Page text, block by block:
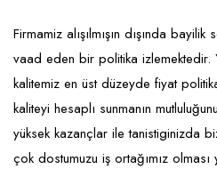
Ev Hizmetleri
Sağlık Güzellik
Turizm - Eğlence
Market FMGC - Katlı
Mobilya ve Ev Tekstili
Oyuncak ve Hediyelik
Takı
Gayrimenkul
Gıda ve Sarf Malzemeleri
Güvenlik - Temizlik
Giyim - Aksesuar
Firmamiz alışılmışın dışında
vaad eden bir politika izlemektedir.
kalitemiz en üst düzeyde fiyat
kaliteyi hesaplı sunmanın
yüksek kazançlar ile tanistiginizda
çok dostumuzu iş ortağımız